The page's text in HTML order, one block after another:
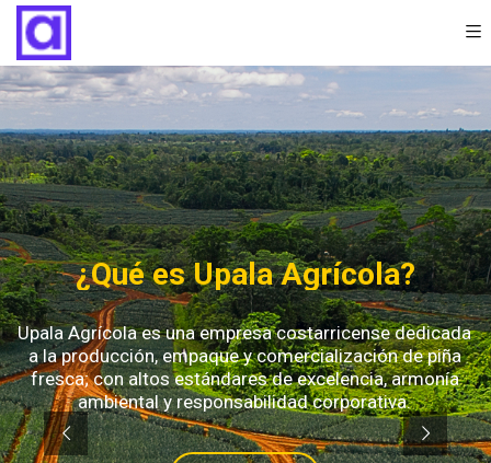
¿Qué es Upala Agrícola?
Upala Agrícola es una empresa costarricense dedicada
a la producción, empaque y comercialización de piña
fresca; con altos estándares de excelencia, armonía
ambiental y responsabilidad corporativa.